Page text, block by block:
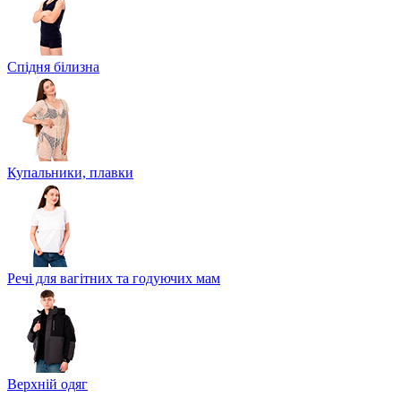
Спідня білизна
Купальники, плавки
Речі для вагітних та годуючих мам
Верхній одяг